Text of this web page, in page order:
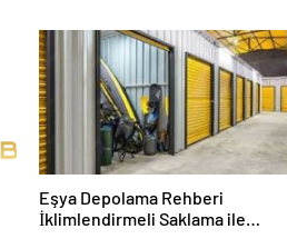
Eşya Depolama Rehberi
İklimlendirmeli Saklama ile